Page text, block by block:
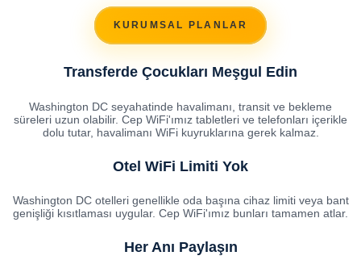
KURUMSAL PLANLAR
Transferde Çocukları Meşgul Edin
Washington DC seyahatinde havalimanı, transit ve bekleme
süreleri uzun olabilir. Cep WiFi'ımız tabletleri ve telefonları içerikle
dolu tutar, havalimanı WiFi kuyruklarına gerek kalmaz.
Otel WiFi Limiti Yok
Washington DC otelleri genellikle oda başına cihaz limiti veya bant
genişliği kısıtlaması uygular. Cep WiFi'ımız bunları tamamen atlar.
Her Anı Paylaşın